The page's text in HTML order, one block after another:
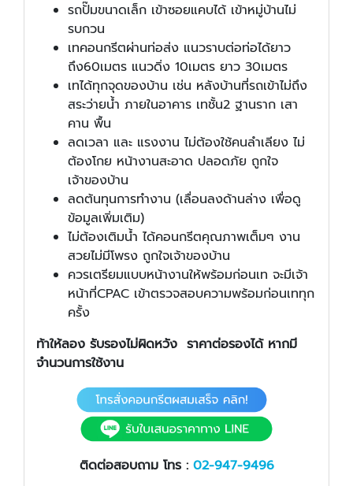
รถปั๊มขนาดเล็ก เข้าซอยแคบได้ เข้าหมู่บ้านไม่
รบกวน
เทคอนกรีตผ่านท่อส่ง แนวราบต่อท่อได้ยาว
ถึง60เมตร แนวดิ่ง 10เมตร ยาว 30เมตร
เทได้ทุกจุดของบ้าน เช่น หลังบ้านที่รถเข้าไม่ถึง
สระว่ายน้ำ ภายในอาคาร เทชั้น2 ฐานราก เสา
คาน พื้น
ลดเวลา และ แรงงาน ไม่ต้องใช้คนลำเลียง ไม่
ต้องโกย หน้างานสะอาด ปลอดภัย ถูกใจ
เจ้าของบ้าน
ลดต้นทุนการทำงาน (เลื่อนลงด้านล่าง เพื่อดู
ข้อมูลเพิ่มเติม)
ไม่ต้องเติมน้ำ ได้คอนกรีตคุณภาพเต็มๆ งาน
สวยไม่มีโพรง ถูกใจเจ้าของบ้าน
ควรเตรียมแบบหน้างานให้พร้อมก่อนเท จะมีเจ้า
หน้าที่CPAC เข้าตรวจสอบความพร้อมก่อนเททุก
ครั้ง
ท้าให้ลอง รับรองไม่ผิดหวัง ราคาต่อรองได้ หากมี
จำนวนการใช้งาน
ติดต่อสอบถาม โทร : 02-947-9496